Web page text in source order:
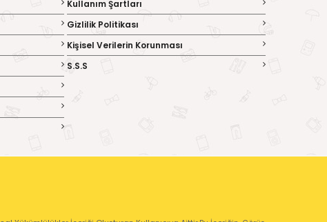
Kullanım Şartları
Gizlilik Politikası
Kişisel Verilerin Korunması
S.S.S